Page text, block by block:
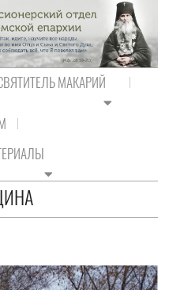
МАКАРИЙ